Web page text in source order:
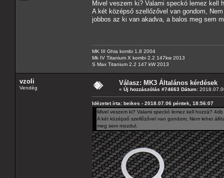
Mivel veszem ki? Valami speckó lemez kell
A két középső szellőzővel van gondom,
jobbos az ki van akadva, a balos meg sem
MK III Ghia kombi 1.8 2004
Mk IV Titanium X kombi 2.2 147kw 2013
S Max Titanium 2.2 147 kW 2013
vzoli
Vendég
Válasz: MK3 Általános kérdések
« Új hozzászólás #74663 Dátum:
Idézetet írta: beikes - 2018.07.06 péntek, 18:56:07
Mivel veszem ki? Valami speckó lemez kell hozzá? 4db
A két középső szellőzővel van gondom, Nem lehet
meg sem mozdul.